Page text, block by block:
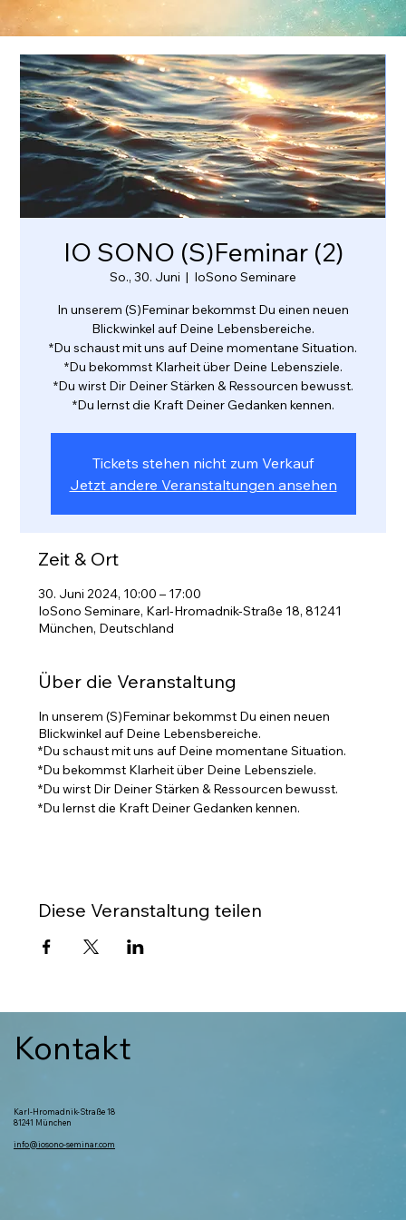
IO SONO (S)Feminar (2)
So., 30. Juni
  |
IoSono Seminare
In unserem (S)Feminar bekommst Du einen neuen
Blickwinkel auf Deine Lebensbereiche.
*​Du schaust mit uns auf Deine momentane Situation.
*​Du bekommst Klarheit über Deine Lebensziele.
*​Du wirst Dir Deiner Stärken & Ressourcen bewusst.
*​Du lernst die Kraft Deiner Gedanken kennen.
Tickets stehen nicht zum Verkauf
Jetzt andere Veranstaltungen ansehen
Zeit & Ort
30. Juni 2024, 10:00 – 17:00
IoSono Seminare, Karl-Hromadnik-Straße 18, 81241
München, Deutschland
Über die Veranstaltung
In unserem (S)Feminar bekommst Du einen neuen
Blickwinkel auf Deine Lebensbereiche.
*​Du schaust mit uns auf Deine momentane Situation.
*​Du bekommst Klarheit über Deine Lebensziele.
*​Du wirst Dir Deiner Stärken & Ressourcen bewusst.
*​Du lernst die Kraft Deiner Gedanken kennen.
Diese Veranstaltung teilen
Kontakt
Karl-Hromadnik-Straße 18
81241 München
info@iosono-seminar.com